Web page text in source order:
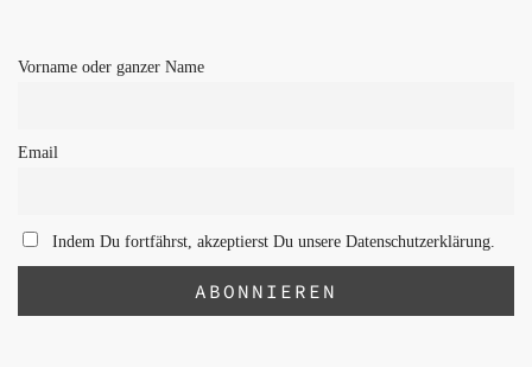
Vorname oder ganzer Name
Email
Indem Du fortfährst, akzeptierst Du unsere Datenschutzerklärung.